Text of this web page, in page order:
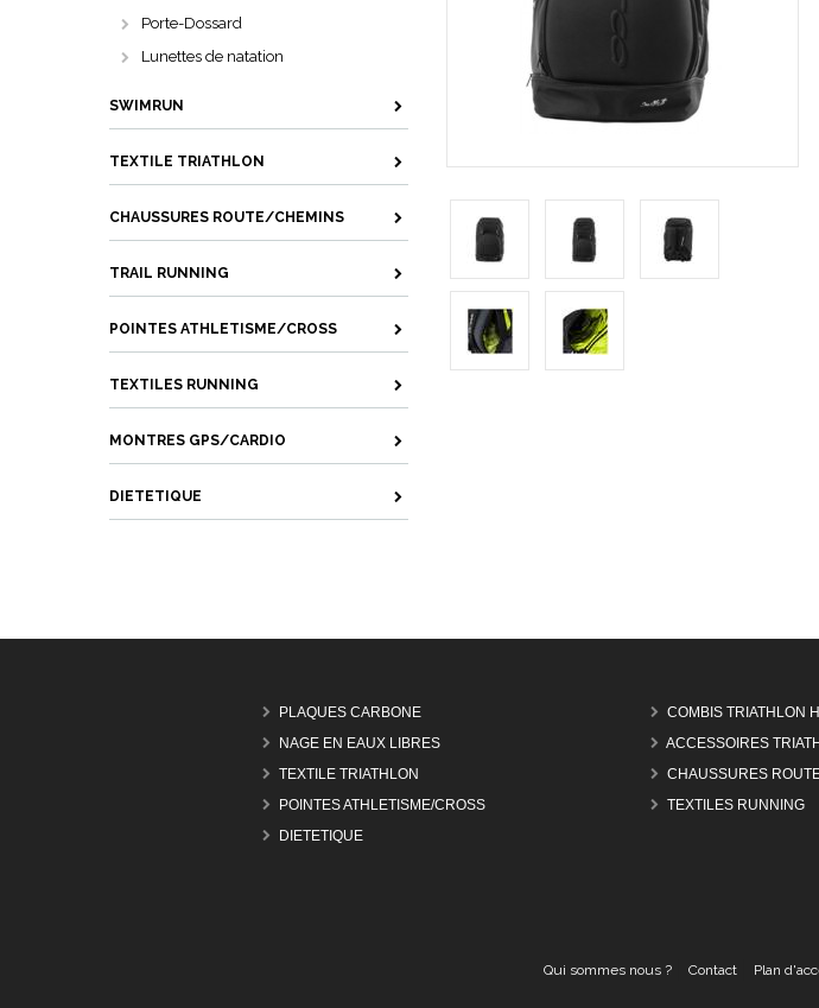
Porte-Dossard
Lunettes de natation
SWIMRUN
TEXTILE TRIATHLON
CHAUSSURES ROUTE/CHEMINS
TRAIL RUNNING
POINTES ATHLETISME/CROSS
TEXTILES RUNNING
MONTRES GPS/CARDIO
DIETETIQUE
PLAQUES CARBONE COMBIS TRIATHLON
NAGE EN EAUX LIBRES
ACCESSOIRES
TEXTILE TRIATHLON
CHAUSSURES
POINTES ATHLETISME/CROSS
TEXTILES RUNNING
DIETETIQUE
Qui sommes nous ? Contact Plan